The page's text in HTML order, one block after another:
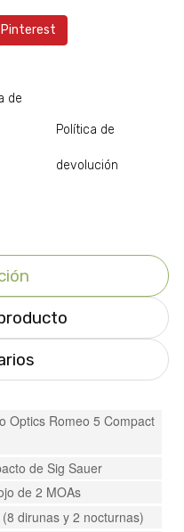
Pinterest
de
Política de
devolución
Optics Romeo 5 Compact
de Sig Sauer
de 2 MOAs
dirunas y 2 nocturnas)